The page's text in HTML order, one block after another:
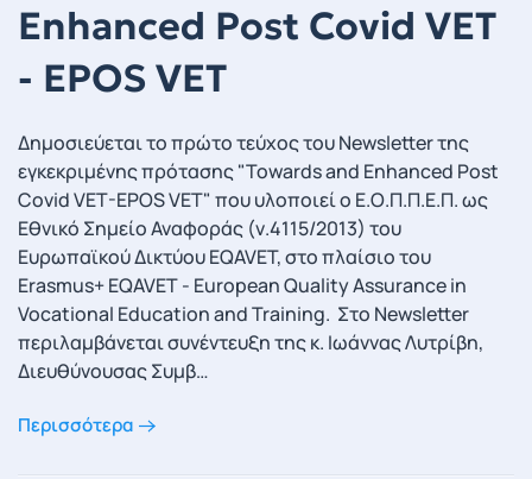
Εnhanced Post Covid VET
- EPOS VET
Δημοσιεύεται το πρώτο τεύχος του Newsletter της
εγκεκριμένης πρότασης "Towards and Enhanced Post
Covid VET-EPOS VET" που υλοποιεί ο Ε.Ο.Π.Π.Ε.Π. ως
Εθνικό Σημείο Αναφοράς (ν.4115/2013) του
Ευρωπαϊκού Δικτύου EQAVET, στο πλαίσιο του
Erasmus+ EQAVET - European Quality Assurance in
Vocational Education and Training. Στο Newsletter
περιλαμβάνεται συνέντευξη της κ. Ιωάννας Λυτρίβη,
Διευθύνουσας Συμβ…
Περισσότερα